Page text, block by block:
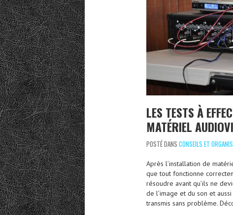
LES TESTS À
MATÉRIEL
POSTÉ DANS CONSEILS ET
Après l’installation de
que tout fonctionne
résoudre avant qu’ils ne
de l’image et du son et
transmis sans problème.